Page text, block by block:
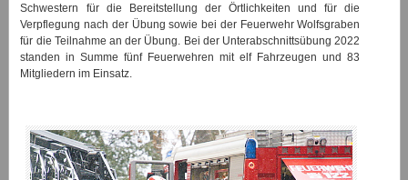
Schwestern für die Bereitstellung der Örtlichkeiten und für die
Verpflegung nach der Übung sowie bei der Feuerwehr Wolfsgraben
für die Teilnahme an der Übung. Bei der Unterabschnittsübung 2022
standen in Summe fünf Feuerwehren mit elf Fahrzeugen und 83
Mitgliedern im Einsatz.